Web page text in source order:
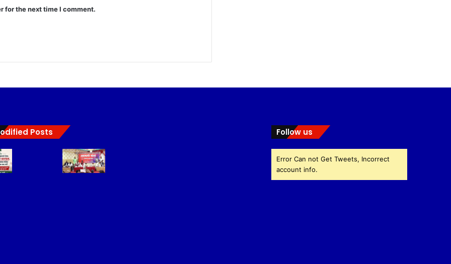
for the next time I comment.
Posts Follow us
Error Can not Get Tweets, Incorrect
account info.